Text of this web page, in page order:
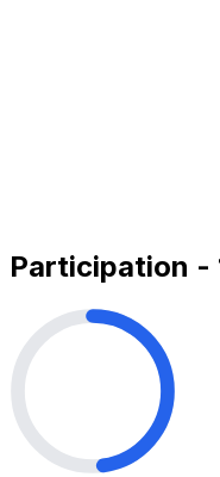
Participation -